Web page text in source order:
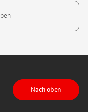
LinkedIn
Nach oben